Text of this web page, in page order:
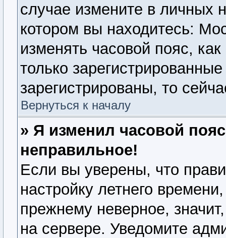
случае измените в личных
котором вы находитесь:
изменять часовой пояс,
только
зарегистрированы, то
Вернуться к началу
» Я изменил часовой
неправильное!
Если вы уверены, что
настройку летнего
прежнему неверное,
на сервере. Уведомите